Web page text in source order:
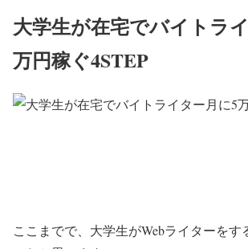
大学生が在宅でバイトラ
万円稼ぐ4STEP
ここまでで、大学生がWebライターを